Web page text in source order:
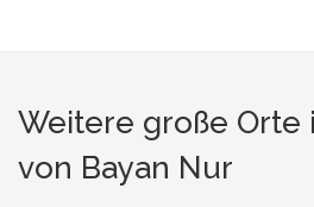
Weitere große Orte
von Bayan Nur